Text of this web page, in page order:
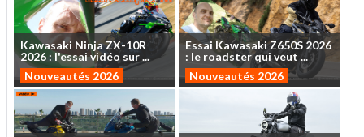
Kawasaki NinjaZX-10R
2026: l'essaividéo sur...
Nouveautés 2026
Essai Kawasaki Z650S 2026
: le roadsterquiveut ...
Nouveautés 2026